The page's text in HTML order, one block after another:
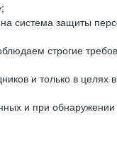
защиты
строгие
и только в
и при обнаружении